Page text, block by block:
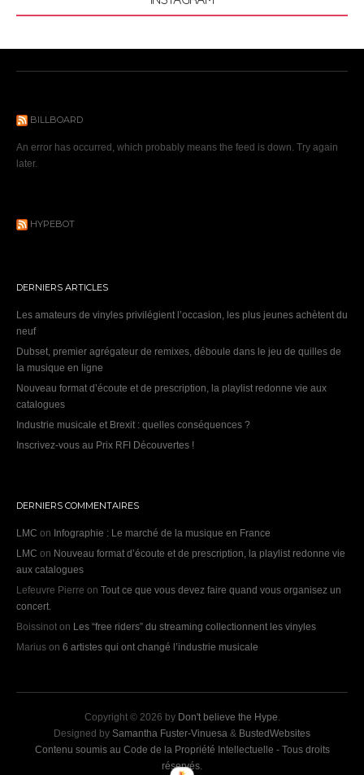
BILLBOARD
An error has occurred, which probably means the feed is down. Try again
later.
HYPEBOT
DERNIERS ARTICLES
Les amateurs de vinyles privilégient l’occasion, les plus jeunes achètent du
neuf
Dubset, premier agrégateur de remixes, déboule dans le jeu de quilles de
la musique en ligne
Nouveau format d’écoute et de prescription, la playlist redonne vie aux
catalogues
Industrie musicale et Brexit : quelles conséquences ?
Inscrivez-vous au Prix RFI Découvertes !
DERNIERS COMMENTAIRES
LMC on Infographie : Le marché de la musique en France
LMC on Nouveau format d’écoute et de prescription, la playlist redonne vie
aux catalogues
Lefeuvre Pierre on Tout ce que vous devez faire quand vous organisez un
concert.
Boissinot on Les “free riders” du streaming collectionnent les vinyles
Marius on 6 artistes qui ont changé l’industrie musicale
Copyright © 2026 by Don't believe the Hype
Designed by Samantha Fuster-Vinuesa & BustedWebsites
Contenu soumis au Code de la Propriété Intellectuelle - Tous droits
réservés.